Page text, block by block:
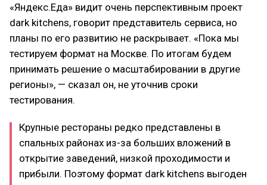
«Яндекс.Еда» видит очень перспективным проект
dark kitchens, говорит представитель сервиса, но
планы по его развитию не раскрывает. «Пока мы
тестируем формат на Москве. По итогам будем
принимать решение о масштабировании в другие
регионы», — сказал он, не уточнив сроки
тестирования.
Крупные рестораны редко представлены в
спальных районах из-за больших вложений в
открытие заведений, низкой проходимости и
прибыли. Поэтому формат dark kitchens выгоден